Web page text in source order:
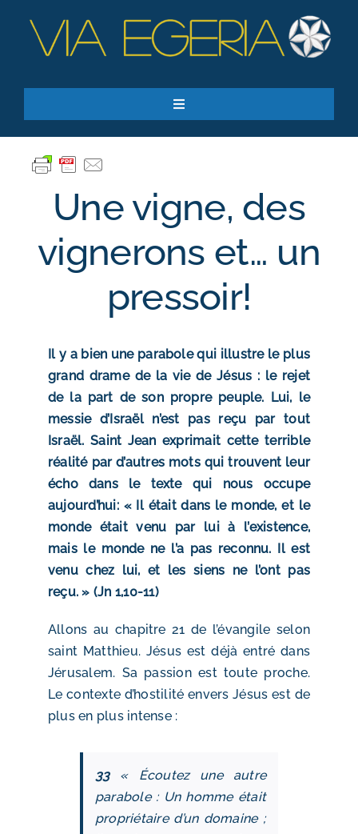
contenu
Toggle
Accueil
Ressources
Qui sommes-nous ?
Je donne
RECHERCHER:
Une vigne, des
vignerons et… un
pressoir!
Il y a bien une parabole qui illustre le plus
grand drame de la vie de Jésus : le rejet
de la part de son propre peuple. Lui, le
messie d’Israël n’est pas reçu par tout
Israël. Saint Jean exprimait cette terrible
réalité par d’autres mots qui trouvent leur
écho dans le texte qui nous occupe
aujourd’hui: « Il était dans le monde, et le
monde était venu par lui à l’existence,
mais le monde ne l’a pas reconnu. Il est
venu chez lui, et les siens ne l’ont pas
reçu. » (Jn 1,10-11)
Allons au chapitre 21 de l’évangile selon
saint Matthieu. Jésus est déjà entré dans
Jérusalem. Sa passion est toute proche.
Le contexte d’hostilité envers Jésus est de
plus en plus intense :
33« Écoutez une autre
parabole : Un homme était
propriétaire d’un domaine ;